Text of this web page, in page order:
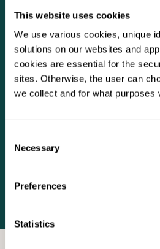
This website uses cookies
We use various cookies, unique
solutions on our websites and
cookies are essential for the
sites. Otherwise, the user can
we collect and for what purposes
Selection
Necessary
Preferences
Statistics
Osaavat